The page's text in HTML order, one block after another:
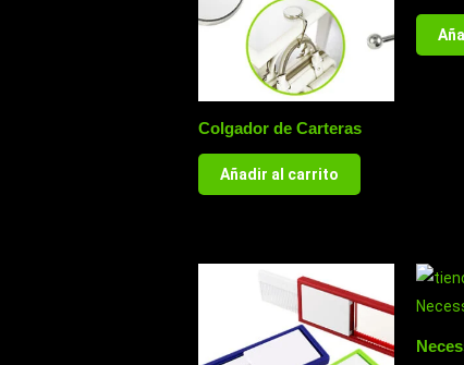
Colgador de Carteras
Añadir al carrito